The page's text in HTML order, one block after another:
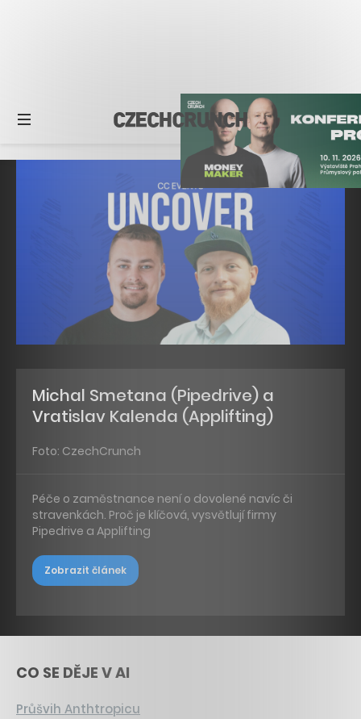
Michal Smetana (Pipedrive) a
Vratislav Kalenda (Applifting)
Foto: CzechCrunch
Péče o zaměstnance není o dovolené navíc či
stravenkách. Proč je klíčová, vysvětlují firmy
Pipedrive a Applifting
Zobrazit článek
CO SE DĚJE V AI
Průšvih Anthtropicu